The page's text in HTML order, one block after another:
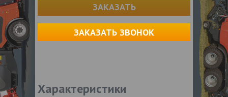
ЗАКАЗАТЬ
ЗАКАЗАТЬ ЗВОНОК
Характеристики